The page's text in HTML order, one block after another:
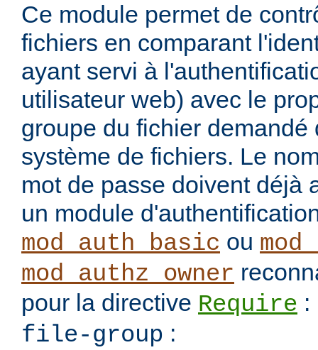
Ce module permet de
fichiers en comparant
ayant servi à
utilisateur web) avec le
groupe du fichier demandé
système de fichiers. Le
mot de passe doivent déjà
un module
mod_auth_basic ou
mod_authz_owner
pour la directive Require :
file-group :